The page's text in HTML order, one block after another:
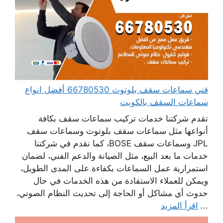
فني سماعات سقف بلوتوث 66780530 أفضل انواع
سماعات السقف بالكويت
تقدم شركتنا خدمات تركيب سماعات سقف بكافة
أنواعها مثل سماعات سقف بلوتوث وسماعات سقف
JPL وسماعات سقف BOSE، كما نقدم في شركتنا
خدمات ما بعد البيع، مثل الصيانة والدعم الفني، لضمان
استمرارية عمل السماعات بكفاءة على المدى الطويل،
ويمكن للعملاء الاستفادة من هذه الخدمات في حال
حدوث أي مشاكل أو الحاجة إلى تحديث النظام الصوتي،
... اقرأ المزيد